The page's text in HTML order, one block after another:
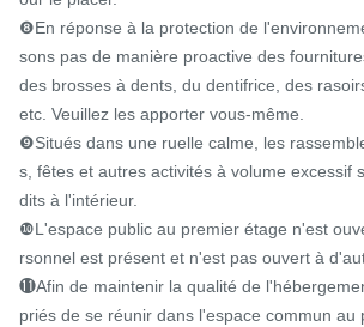
❽En réponse à la protection de
sons pas de manière proactive des
des brosses à dents, du dentifrice, des
etc. Veuillez les apporter vous-même.
❾Situés dans une ruelle calme, les
s, fêtes et autres activités à volume excessif
dits à l'intérieur.
❿L'espace public au premier étage n'est
rsonnel est présent et n'est pas ouvert à
⓫Afin de maintenir la qualité de
priés de se réunir dans l'espace commun au